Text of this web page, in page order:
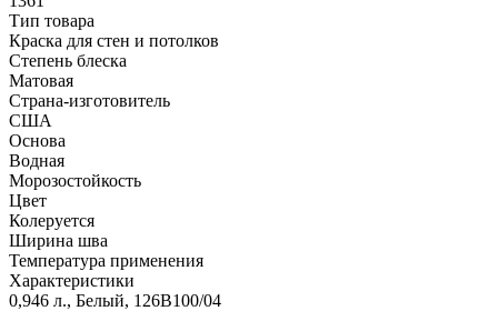
Тип товара
Краска для стен и потолков
Степень блеска
Матовая
Страна-изготовитель
США
Основа
Водная
Морозостойкость
Цвет
Колеруется
Ширина шва
Температура применения
Характеристики
0,946 л., Белый, 126B100/04